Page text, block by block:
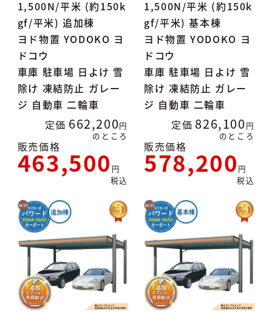
1,500N/平米 (約150k
gf/平米) 追加棟
ヨド物置 YODOKO ヨ
ドコウ
車庫 駐車場 日よけ 雪
除け 凍結防止 ガレー
ジ 自動車 二輪車
定価 662,200
のところ
販売価格
463,500
税込
1,500N/平米 (約150k
gf/平米) 基本棟
ヨド物置 YODOKO ヨ
ドコウ
車庫 駐車場 日よけ 雪
除け 凍結防止 ガレー
ジ 自動車 二輪車
定価 826,100
のところ
販売価格
578,200
税込